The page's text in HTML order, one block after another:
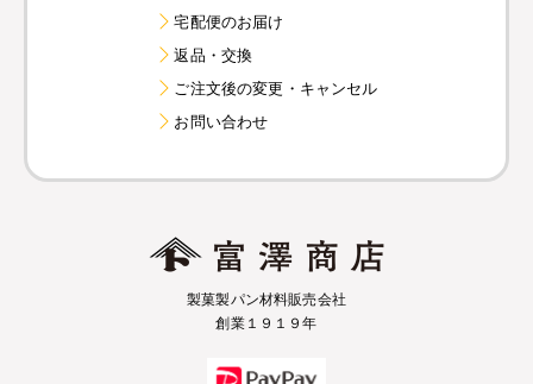
宅配便のお届け
返品・交換
ご注文後の変更・キャンセル
お問い合わせ
製菓製パン材料販売会社
創業１９１９年